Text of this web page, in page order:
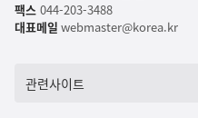
팩스044-203-3488
대표메일 webmaster@korea.kr
관련사이트